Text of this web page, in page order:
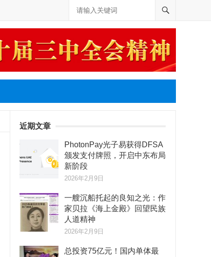
近期文章
PhotonPay光子易获得DFSA
颁发支付牌照，开启中东布局
新阶段
2026年2月9日
一艘沉船托起的良知之光：作
家贝拉《海上金殿》回望民族
人道精神
2026年2月9日
总投资75亿元！国内单体最